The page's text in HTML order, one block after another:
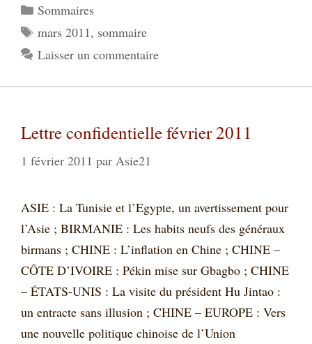
Catégories
Sommaires
Étiquettes
mars 2011, sommaire
Laisser un commentaire
Lettre confidentielle février 2011
1 février 2011 par Asie21
ASIE : La Tunisie et l’Egypte, un avertissement pour
l’Asie ; BIRMANIE : Les habits neufs des généraux
birmans ; CHINE : L’inflation en Chine ; CHINE –
CÔTE D’IVOIRE : Pékin mise sur Gbagbo ; CHINE
– ÉTATS-UNIS : La visite du président Hu Jintao :
un entracte sans illusion ; CHINE – EUROPE : Vers
une nouvelle politique chinoise de l’Union